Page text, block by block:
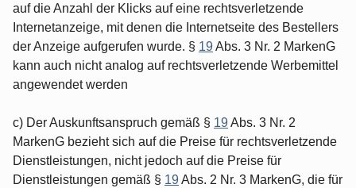
auf die Anzahl der Klicks auf eine rechtsverletzende
Internetanzeige, mit denen die Internetseite des Bestellers
der Anzeige aufgerufen wurde. § 19Abs. 3 Nr. 2 MarkenG
kann auch nicht analog auf rechtsverletzende Werbemittel
angewendet werden
c) Der Auskunftsanspruch gemäß § 19Abs. 3 Nr. 2
MarkenG bezieht sich auf die Preise für rechtsverletzende
Dienstleistungen, nicht jedoch auf die Preise für
Dienstleistungen gemäß § 19Abs. 2 Nr. 3 MarkenG, die für